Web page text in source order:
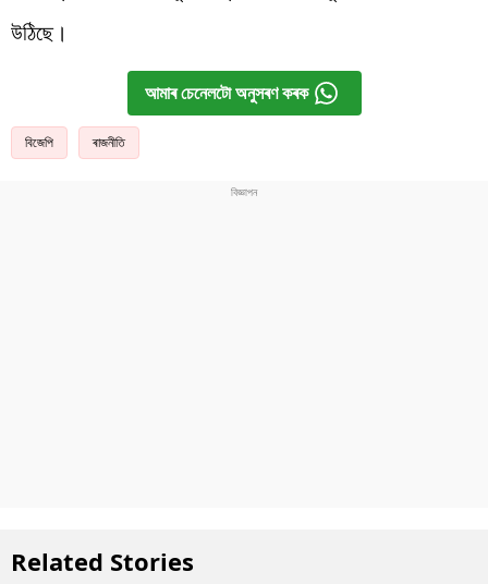
উঠিছে।
আমাৰ চেনেলটো অনুসৰণ কৰক
বিজেপি ৰাজনীতি
Related Stories